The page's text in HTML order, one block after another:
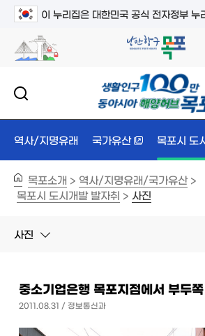
이 누리집은 대한민국 공식 전자정부 누
역사/지명유래 국가유산 목포시 도
목포소개 > 역사/지명유래/국가유산 >
목포시 도시개발 발자취 > 사진
사진
중소기업은행 목포지점에서 부두
2011.08.31 / 정보통신과